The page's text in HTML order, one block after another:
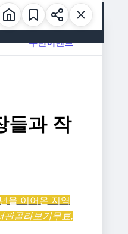
주변이벤트
들과 작
을 이어온 지역
관골라보기무료,